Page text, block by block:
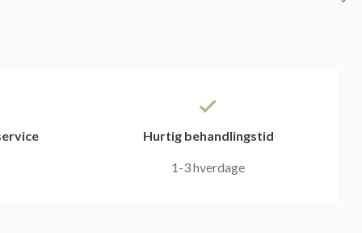
Hurtig behandlingstid
1-3 hverdage